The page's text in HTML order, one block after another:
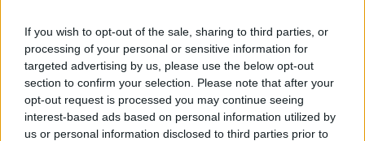
If you wish to opt-out of the sale, sharing to third parties, or
processing of your personal or sensitive information for
targeted advertising by us, please use the below opt-out
section to confirm your selection. Please note that after your
opt-out request is processed you may continue seeing
interest-based ads based on personal information utilized by
us or personal information disclosed to third parties prior to